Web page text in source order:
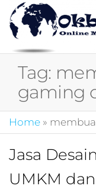
Tag:
gaming
Home »
Jasa
UMKM